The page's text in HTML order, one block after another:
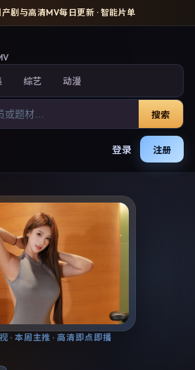
产剧与高清MV每日更新 · 智能片单
综艺 动漫
搜索
登录 注册
· 本周主推 · 高清即点即播